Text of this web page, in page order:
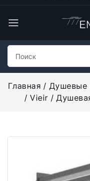
Главная Душевые
Vieir